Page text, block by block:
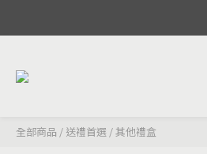
全部商品 / 送禮首選 /其他禮盒